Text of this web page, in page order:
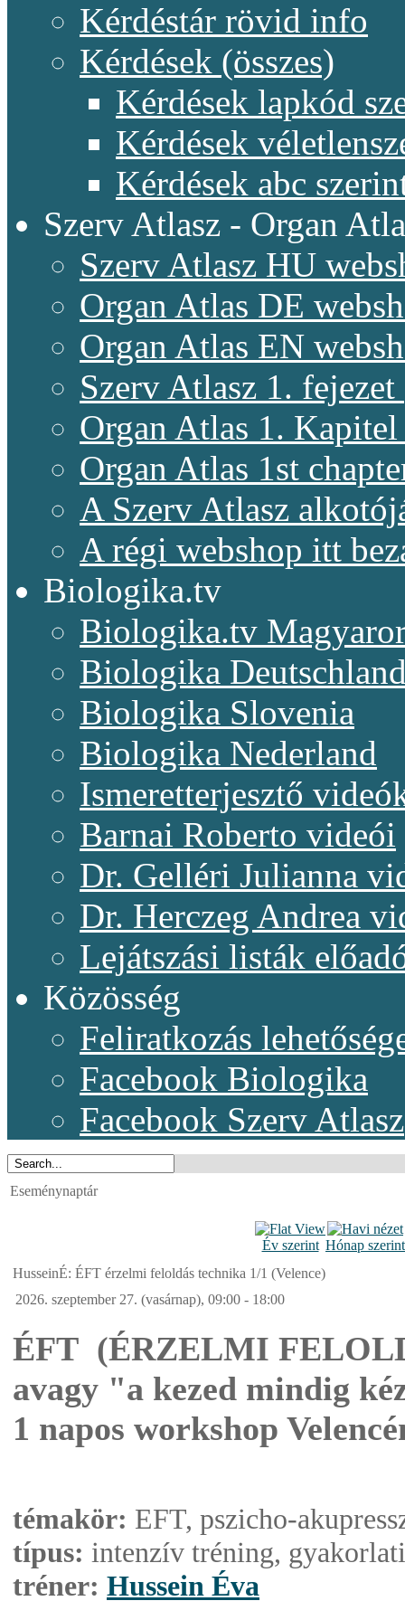
Kérdéstár rövid info
Kérdések (összes)
Kérdések lapkód
Kérdések
Kérdések abc
Szerv Atlasz - Organ
Szerv Atlasz HU
Organ Atlas DE
Organ Atlas EN
Szerv Atlasz 1.
Organ Atlas 1.
Organ Atlas 1st
A Szerv Atlasz
A régi webshop itt
Biologika.tv
Biologika.tv
Biologika
Biologika Slovenia
Biologika Nederland
Ismeretterjesztő
Barnai Roberto videói
Dr. Gelléri Julianna
Dr. Herczeg Andrea
Lejátszási listák
Közösség
Feliratkozás
Facebook Biologika
Facebook Szerv Atlasz
Eseménynaptár
Év szerint Hónap szerint
HusseinÉ: ÉFT érzelmi feloldás technika 1/1 (Velence)
2026. szeptember 27. (vasárnap), 09:00 - 18:00
ÉFT (ÉRZELMI
avagy "a kezed mindig
1 napos workshop
témakör: EFT, pszicho-
típus: intenzív tréning,
tréner: Hussein Éva